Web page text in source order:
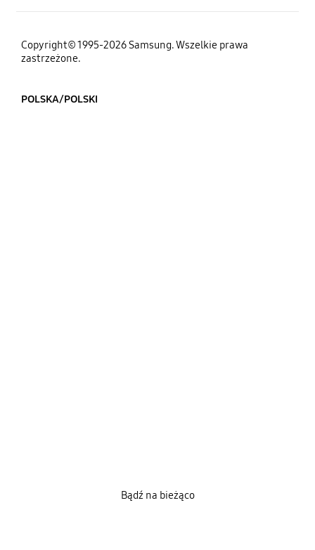
Copyright© 1995-2026 Samsung. Wszelkie prawa
zastrzeżone.
POLSKA/POLSKI
Bądź na bieżąco